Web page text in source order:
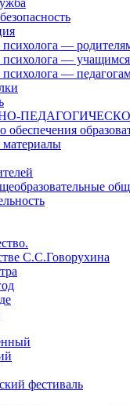
—
психолога — учащимся
—
обеспечения
С.С.Говорухина
фестиваль